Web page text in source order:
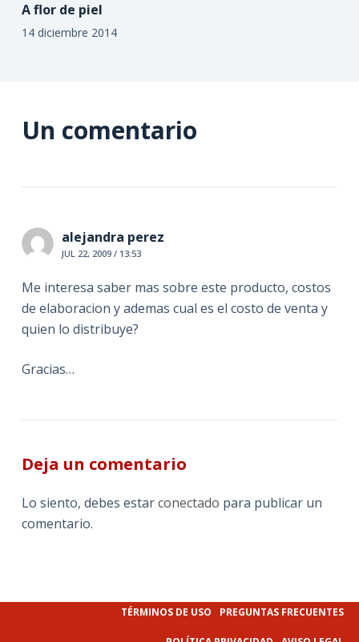
A flor de piel
14 diciembre 2014
Un comentario
alejandra perez
JUL 22, 2009 / 13:53
Me interesa saber mas sobre este producto, costos
de elaboracion y ademas cual es el costo de venta y
quien lo distribuye?
Gracias…
Deja un comentario
Lo siento, debes estarconectado para publicar un
comentario.
TÉRMINOS DE USO PREGUNTAS FRECUENTES